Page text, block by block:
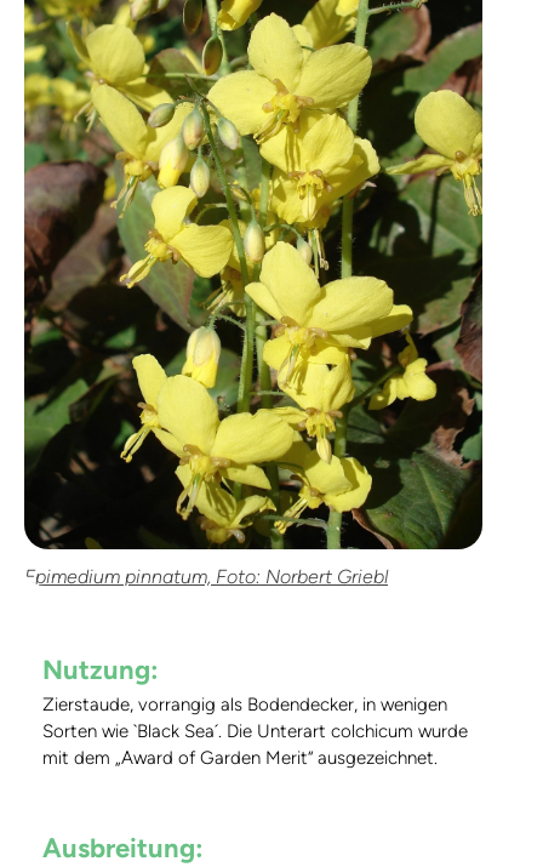
Epimedium pinnatum, Foto: Norbert Griebl
Nutzung:
Zierstaude, vorrangig als Bodendecker, in wenigen
Sorten wie `Black Sea´. Die Unterart colchicum wurde
mit dem „Award of Garden Merit“ ausgezeichnet.
Ausbreitung: